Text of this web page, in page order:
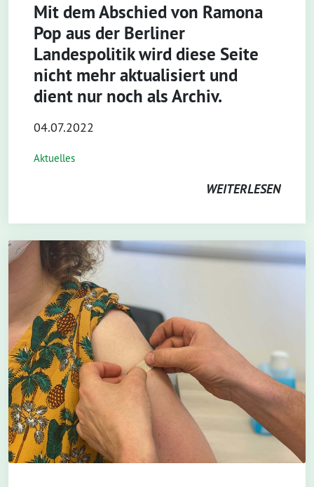
Mit dem Abschied von Ramona
Pop aus der Berliner
Landespolitik wird diese Seite
nicht mehr aktualisiert und
dient nur noch als Archiv.
04.07.2022
Aktuelles
WEITERLESEN